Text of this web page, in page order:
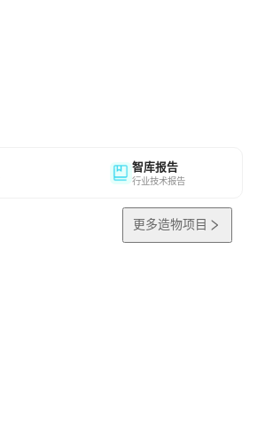
智库报告
行业技术报告
更多造物项目